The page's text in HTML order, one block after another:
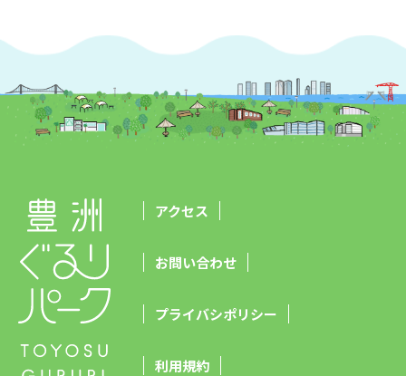
アクセス
お問い合わせ
プライバシポリシー
利用規約